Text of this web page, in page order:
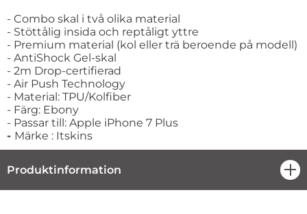
- Combo skal i två olika material
- Stöttålig insida och reptåligt yttre
- Premium material (kol eller trä beroende på modell)
- AntiShock Gel-skal
- 2m Drop-certifierad
- Air Push Technology
- Material: TPU/Kolfiber
- Färg: Ebony
- Passar till: Apple iPhone 7 Plus
- Märke : Itskins
Produktinformation